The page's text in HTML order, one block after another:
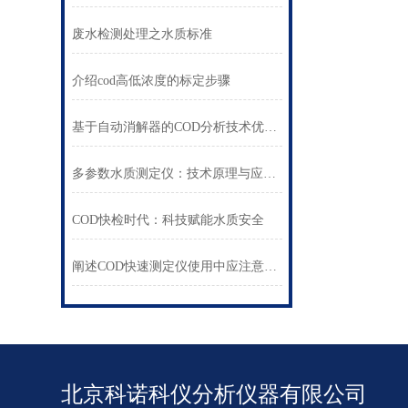
废水检测处理之水质标准
介绍cod高低浓度的标定步骤
基于自动消解器的COD分析技术优化与实践
多参数水质测定仪：技术原理与应用领域
COD快检时代：科技赋能水质安全
阐述COD快速测定仪使用中应注意的一些问题
北京科诺科仪分析仪器有限公司